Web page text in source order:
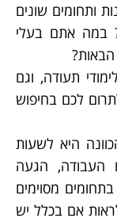
ותחומים שונים
במה אתם בעלי
הבאות?
תעודה, וגם
לכם בחיפוש
היא לשעות
העבודה, הגעה
מסוימים
אם בכלל יש